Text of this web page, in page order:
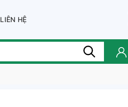
LIÊN HỆ